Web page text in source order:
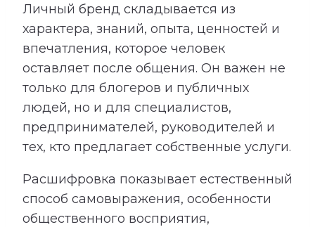
Личный бренд складывается из
характера, знаний, опыта, ценностей и
впечатления, которое человек
оставляет после общения. Он важен не
только для блогеров и публичных
людей, но и для специалистов,
предпринимателей, руководителей и
тех, кто предлагает собственные услуги.
Расшифровка показывает естественный
способ самовыражения, особенности
общественного восприятия,